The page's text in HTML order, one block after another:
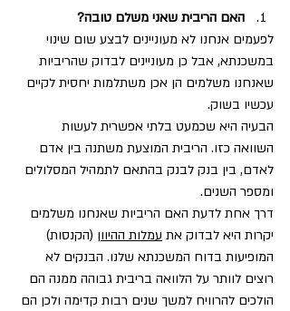
האם הריבית שאני משלם טובה?
לפעמים אנחנו לא מעוניינים לבצע שום שינוי
במשכנתא, אבל כן מעוניינים לבדוק שהריביות
שאנחנו משלמים הן אכן משתלמות יחסית לקיים
עכשיו בשוק.
הבעיה היא שכמעט בלתי אפשרית לעשות
השוואה כזו. הריבית המוצעת משתנה בין אדם
לאדם, בין בנק לבנק בהתאם לתמהיל המסלולים
ומספר השנים.
דרך אחת לדעת האם הריביות שאנחנו משלמים
יקרות היא לבדוק את עמלות ההיוון (הקנסות)
המופיעות בדוח המשכנתא שלנו. הבנקים לא
רוצים לוותר על הלוואה בריבית גבוהה ממנה הם
הולכים להרוויח למשך שנים רבות קדימה ולכן הם